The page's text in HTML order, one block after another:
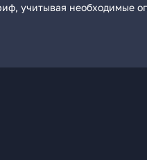
учитывая необходимые